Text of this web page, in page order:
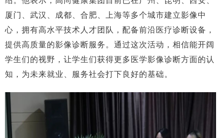
厦门、武汉、成都、合肥、上海等多个城市建立影像中
心，拥有高水平技术人才团队，配备前沿医疗诊断设备，
提供高质量的影像诊断服务。通过这次活动，相信能开阔
学生们的视野，让学生们获得更多医学影像诊断方面的认
知，为未来就业、服务社会打下良好的基础。